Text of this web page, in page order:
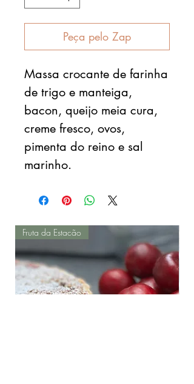
Peça pelo Zap
Massa crocante de farinha
de trigo e manteiga,
bacon, queijo meia cura,
creme fresco, ovos,
pimenta do reino e sal
marinho.
Fruta da Estacão